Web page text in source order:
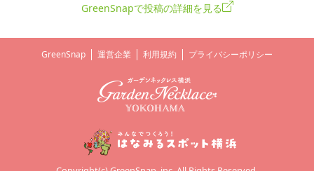
GreenSnapで投稿の詳細を見る
GreenSnap 運営企業 利用規約 プライバシーポリシー